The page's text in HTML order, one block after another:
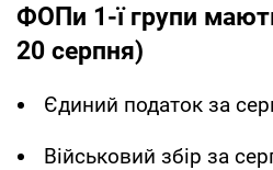
ФОПи 1-ї групи
20 серпня)
Єдиний податок за
Військовий збір за